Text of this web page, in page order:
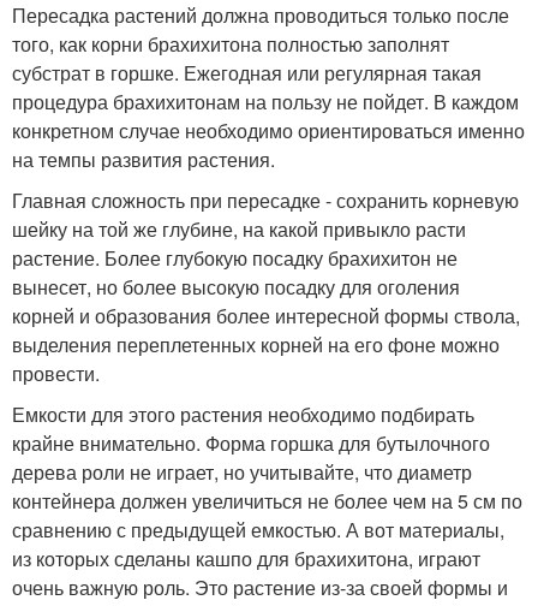
Пересадка растений должна проводиться только после
того, как корни брахихитона полностью заполнят
субстрат в горшке. Ежегодная или регулярная такая
процедура брахихитонам на пользу не пойдет. В каждом
конкретном случае необходимо ориентироваться именно
на темпы развития растения.
Главная сложность при пересадке - сохранить корневую
шейку на той же глубине, на какой привыкло расти
растение. Более глубокую посадку брахихитон не
вынесет, но более высокую посадку для оголения
корней и образования более интересной формы ствола,
выделения переплетенных корней на его фоне можно
провести.
Емкости для этого растения необходимо подбирать
крайне внимательно. Форма горшка для бутылочного
дерева роли не играет, но учитывайте, что диаметр
контейнера должен увеличиться не более чем на 5 см по
сравнению с предыдущей емкостью. А вот материалы,
из которых сделаны кашпо для брахихитона, играют
очень важную роль. Это растение из-за своей формы и